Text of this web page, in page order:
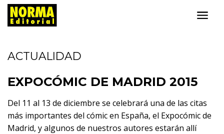
ACTUALIDAD
EXPOCÓMIC DE MADRID 2015
Del 11 al 13 de diciembre se celebrará una de las citas
más importantes del cómic en España, el Expocómic de
Madrid, y algunos de nuestros autores estarán allí